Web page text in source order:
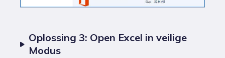
Oplossing 3: Open Excel in veilige
Modus